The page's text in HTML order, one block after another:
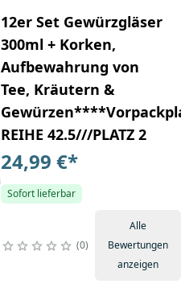
12er Set Gewürzgläser
300ml + Korken,
Aufbewahrung von
Tee, Kräutern &
REIHE 42.5///PLATZ 2
24,99 €*
Sofort lieferbar
0
Alle
Bewertungen
anzeigen